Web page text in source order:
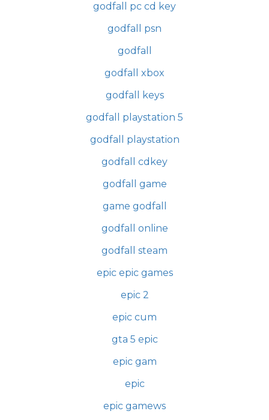
godfall pc cd key
godfall psn
godfall
godfall xbox
godfall keys
godfall playstation 5
godfall playstation
godfall cdkey
godfall game
game godfall
godfall online
godfall steam
epic epic games
epic 2
epic cum
gta 5 epic
epic gam
epic
epic gamews